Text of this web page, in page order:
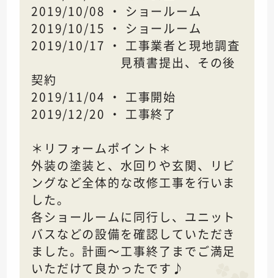
2019/10/08 ・ ショールーム
2019/10/15 ・ ショールーム
2019/10/17 ・ 工事業者と現地調査
見積書提出、その後
契約
2019/11/04 ・ 工事開始
2019/12/20 ・ 工事終了
＊リフォームポイント＊
外装の塗装と、水回りや玄関、リビ
ングなど全体的な改修工事を行いま
した。
各ショールームに同行し、ユニット
バスなどの設備を確認していただき
ました。計画～工事終了までご満足
いただけて良かったです♪